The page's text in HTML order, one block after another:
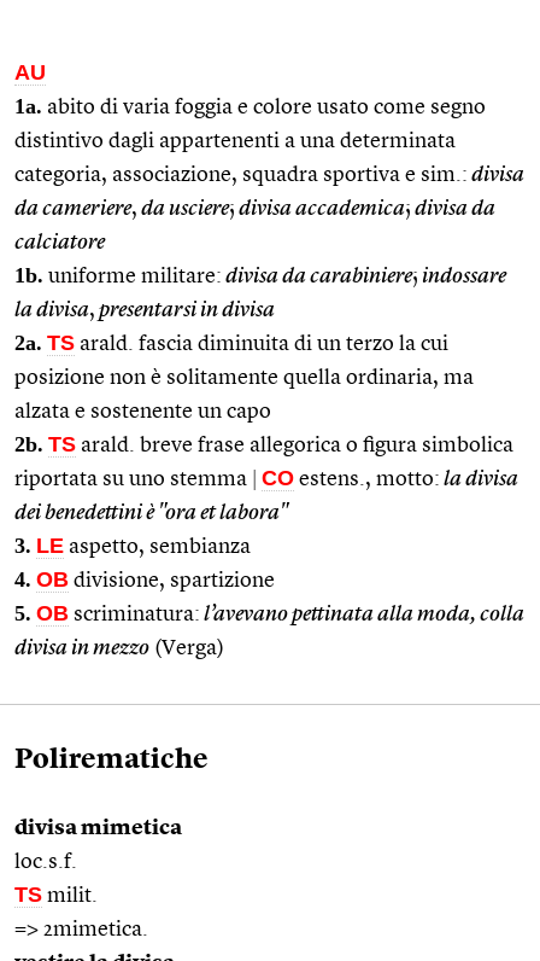
AU
1a. abito di varia foggia e colore usato come segno
distintivo dagli appartenenti a una determinata
categoria, associazione, squadra sportiva e sim.: divisa
da cameriere, da usciere; divisa accademica; divisa da
calciatore
1b. uniforme militare: divisa da carabiniere; indossare
la divisa, presentarsi in divisa
2a. TS arald. fascia diminuita di un terzo la cui
posizione non è solitamente quella ordinaria, ma
alzata e sostenente un capo
2b. TS arald. breve frase allegorica o figura simbolica
riportata su uno stemma
CO estens., motto: la divisa
dei benedettini è "ora et labora"
3. LE aspetto, sembianza
4. OB divisione, spartizione
5. OB scriminatura: l’avevano pettinata alla moda, colla
divisa in mezzo (Verga)
Polirematiche
divisa mimetica
loc.s.f.
TS milit.
=> 2mimetica.